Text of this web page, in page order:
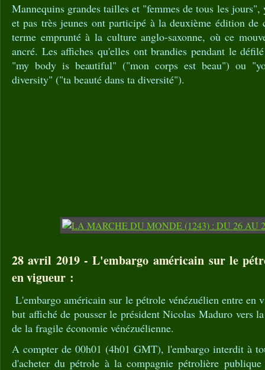
Mannequins grandes tailles et "femmes de tous les
et pas très jeunes ont participé à la deuxième édition
terme emprunté à la culture anglo-saxonne, où ce
ancré. Les affiches qu'elles ont brandies pendant le
"my body is beautiful" ("mon corps est beau") ou
diversity" ("ta beauté dans ta diversité").
28 avril 2019 - L'embargo américain sur le
en vigueur :
L'embargo américain sur le pétrole vénézuélien entre en
but affiché de pousser le président Nicolas Maduro vers
de la fragile économie vénézuélienne.
A compter de 00h01 (4h01 GMT), l'embargo interdit à
d'acheter du pétrole à la compagnie pétrolière